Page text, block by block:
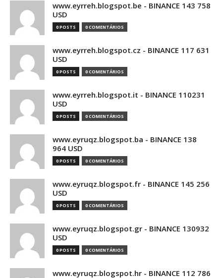
www.eyrreh.blogspot.be - BINANCE 143 758
USD
0 POSTS 0 COMENTÁRIOS
www.eyrreh.blogspot.cz - BINANCE 117 631
USD
0 POSTS 0 COMENTÁRIOS
www.eyrreh.blogspot.it - BINANCE 110231
USD
0 POSTS 0 COMENTÁRIOS
www.eyruqz.blogspot.ba - BINANCE 138
964 USD
0 POSTS 0 COMENTÁRIOS
www.eyruqz.blogspot.fr - BINANCE 145 256
USD
0 POSTS 0 COMENTÁRIOS
www.eyruqz.blogspot.gr - BINANCE 130932
USD
0 POSTS 0 COMENTÁRIOS
www.eyruqz.blogspot.hr - BINANCE 112 786